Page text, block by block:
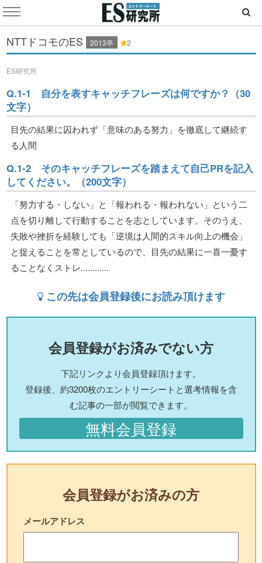
NTTドコモのES 2013卒 2
ES研究所
Q.1-1 自分を表すキャッチフレーズは何ですか？（30
文字）
目先の結果に囚われず「意味のある努力」を徹底して継続す
る人間
Q.1-2 そのキャッチフレーズを踏まえて自己PRを記入
してください。（200文字）
「努力する・しない」と「報われる・報われない」という二
点を切り離して行動することを志としています。そのうえ、
失敗や挫折を経験しても「逆境は人間的スキル向上の機会」
と捉えることを常としているので、目先の結果に一喜一憂す
ることなくストレ............
この先は会員登録後にお読み頂けます
会員登録がお済みでない方
下記リンクより会員登録頂けます。
登録後、約3200枚のエントリーシートと選考情報を含
む記事の一部が閲覧できます。
無料会員登録
会員登録がお済みの方
メールアドレス